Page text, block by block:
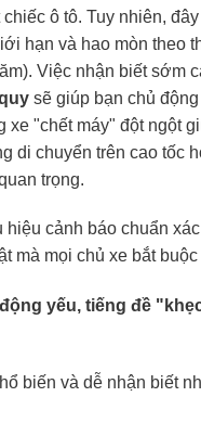
ô tô. Tuy nhiên,
hạn và hao mòn theo
Việc nhận biết sớm
sẽ giúp bạn chủ
xe "chết máy" đột ngột
di chuyển trên cao tốc
trọng.
hiệu cảnh báo chuẩn
mà mọi chủ xe bắt
yếu, tiếng đề
biến và dễ nhận biết